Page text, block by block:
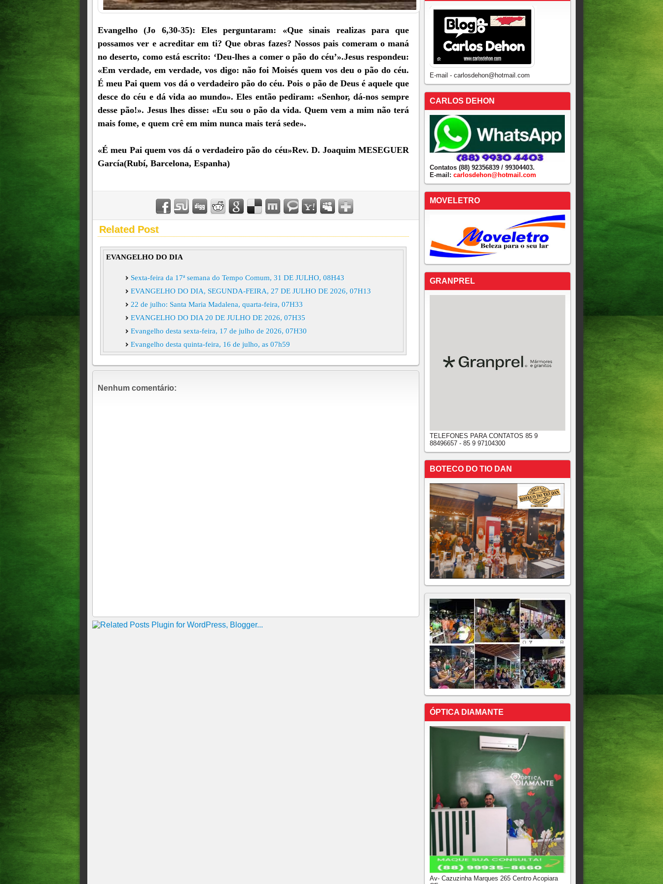
Evangelho (Jo 6,30-35): Eles perguntaram: «Que sinais realizas para que
possamos ver e acreditar em ti? Que obras fazes? Nossos pais comeram o maná
no deserto, como está escrito: ‘Deu-lhes a comer o pão do céu’».Jesus respondeu:
«Em verdade, em verdade, vos digo: não foi Moisés quem vos deu o pão do céu.
É meu Pai quem vos dá o verdadeiro pão do céu. Pois o pão de Deus é aquele que
desce do céu e dá vida ao mundo». Eles então pediram: «Senhor, dá-nos sempre
desse pão!». Jesus lhes disse: «Eu sou o pão da vida. Quem vem a mim não terá
mais fome, e quem crê em mim nunca mais terá sede».
«É meu Pai quem vos dá o verdadeiro pão do céu»Rev. D. Joaquim MESEGUER
García(Rubí, Barcelona, Espanha)
Related Post
EVANGELHO DO DIA
Sexta-feira da 17ª semana do Tempo Comum, 31 DE JULHO, 08H43
EVANGELHO DO DIA, SEGUNDA-FEIRA, 27 DE JULHO DE 2026, 07H13
22 de julho: Santa Maria Madalena, quarta-feira, 07H33
EVANGELHO DO DIA 20 DE JULHO DE 2026, 07H35
Evangelho desta sexta-feira, 17 de julho de 2026, 07H30
Evangelho desta quinta-feira, 16 de julho, as 07h59
Evangelho desta quarta-feira, 15 de julho de 2026, 08h38
Terça-feira da 15ª semana do Tempo Comum, 14 de julho de 2026, 07h57
Evangelho desta segunda- feira, 13 de julho de 2026, 07h59
Nenhum comentário:
E-mail - carlosdehon@hotmail.com
CARLOS DEHON
Contatos (88) 92356839 / 99304403.
E-mail: carlosdehon@hotmail.com
MOVELETRO
GRANPREL
TELEFONES PARA CONTATOS 85 9
88496657 - 85 9 97104300
BOTECO DO TIO DAN
ÓPTICA DIAMANTE
Av- Cazuzinha Marques 265 Centro Acopiara